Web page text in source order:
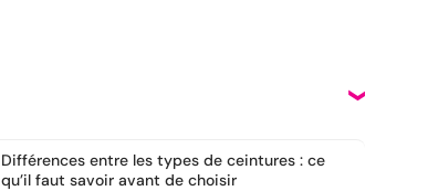
Différences entre les types de ceintures : ce
qu’il faut savoir avant de choisir